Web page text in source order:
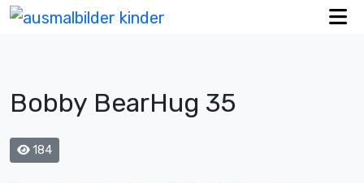
Bobby BearHug 35
184